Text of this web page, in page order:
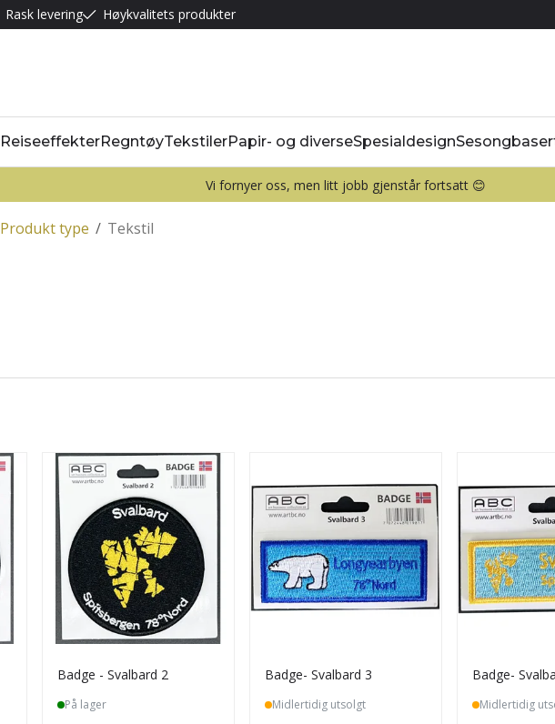
Rask levering Høykvalitets produkter
ReiseeffekterRegntøyTekstilerPapir- og diverseSpesialdesign
Vi fornyer oss, men litt jobb gjenstår fortsatt 😊
/
Produkt type Tekstil
Badge - Svalbard 2
På lager
Badge- Svalbard 3
Midlertidig utsolgt
Badge-
Midlertidig